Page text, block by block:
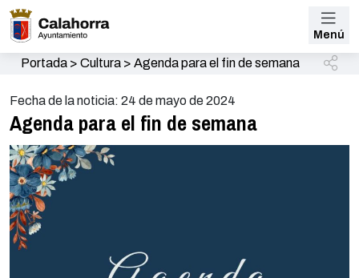
Menú
Portada> Cultura> Agenda para el fin de semana
Fecha de la noticia: 24 de mayo de 2024
Agenda para el fin de semana